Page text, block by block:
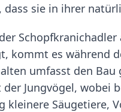
dass sie in ihrer
kommt es während
umfasst den
der Jungvögel, wobei
kleinere Säugetiere,